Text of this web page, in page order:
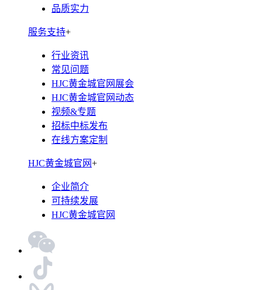
品质实力
服务支持+
行业资讯
常见问题
HJC黄金城官网展会
HJC黄金城官网动态
视频&专题
招标中标发布
在线方案定制
HJC黄金城官网+
企业简介
可持续发展
HJC黄金城官网